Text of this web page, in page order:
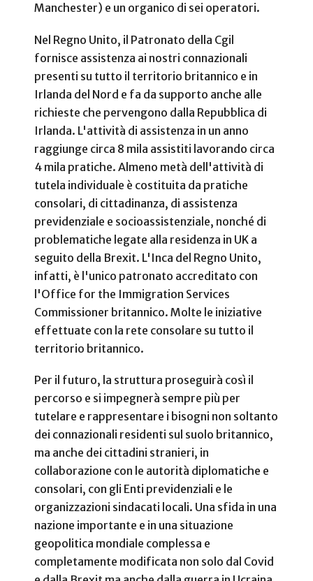
Manchester) e un organico di sei operatori.
Nel Regno Unito, il Patronato della Cgil
fornisce assistenza ai nostri connazionali
presenti su tutto il territorio britannico e in
Irlanda del Nord e fa da supporto anche alle
richieste che pervengono dalla Repubblica di
Irlanda. L'attività di assistenza in un anno
raggiunge circa 8 mila assistiti lavorando circa
4 mila pratiche. Almeno metà dell'attività di
tutela individuale è costituita da pratiche
consolari, di cittadinanza, di assistenza
previdenziale e socioassistenziale, nonché di
problematiche legate alla residenza in UK a
seguito della Brexit. L'Inca del Regno Unito,
infatti, è l'unico patronato accreditato con
l'Office for the Immigration Services
Commissioner britannico. Molte le iniziative
effettuate con la rete consolare su tutto il
territorio britannico.
Per il futuro, la struttura proseguirà così il
percorso e si impegnerà sempre più per
tutelare e rappresentare i bisogni non soltanto
dei connazionali residenti sul suolo britannico,
ma anche dei cittadini stranieri, in
collaborazione con le autorità diplomatiche e
consolari, con gli Enti previdenziali e le
organizzazioni sindacati locali. Una sfida in una
nazione importante e in una situazione
geopolitica mondiale complessa e
completamente modificata non solo dal Covid